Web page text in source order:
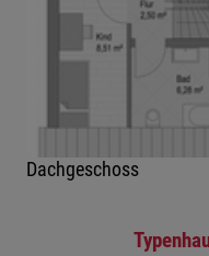
Dachgeschoss